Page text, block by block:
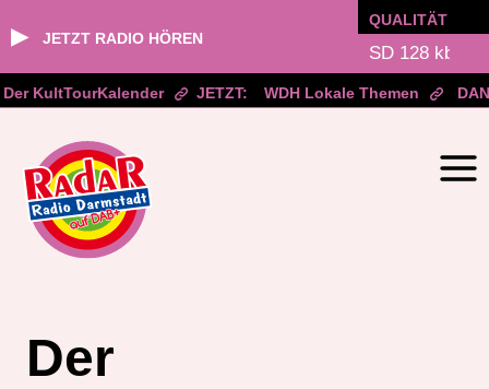
▶ JETZT RADIO HÖREN
QUALITÄT
KultTourKalender JETZT: WDH Lokale Themen
springen
Der